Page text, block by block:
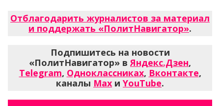
Отблагодарить журналистов за материал
и поддержать «ПолитНавигатор».
Подпишитесь на новости
«ПолитНавигатор» вЯндекс.Дзен,
Telegram, Одноклассниках, Вконтакте,
каналы Max и YouTube.